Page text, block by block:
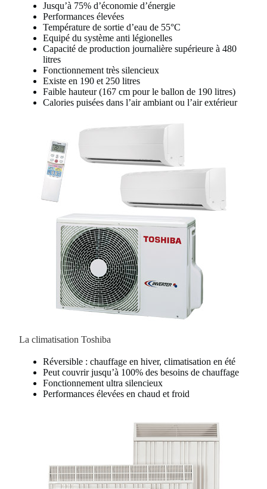
Jusqu’à 75% d’économie d’énergie
Performances élevées
Température de sortie d’eau de 55°C
Equipé du système anti légionelles
Capacité de production journalière supérieure à 480
litres
Fonctionnement très silencieux
Existe en 190 et 250 litres
Faible hauteur (167 cm pour le ballon de 190 litres)
Calories puisées dans l’air ambiant ou l’air extérieur
La climatisation Toshiba
Réversible : chauffage en hiver, climatisation en été
Peut couvrir jusqu’à 100% des besoins de chauffage
Fonctionnement ultra silencieux
Performances élevées en chaud et froid